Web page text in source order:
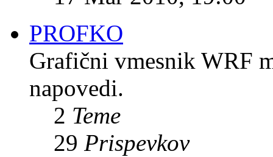
PROFKO
Grafični vmesnik WRF
napovedi.
2 Teme
29 Prispevkov